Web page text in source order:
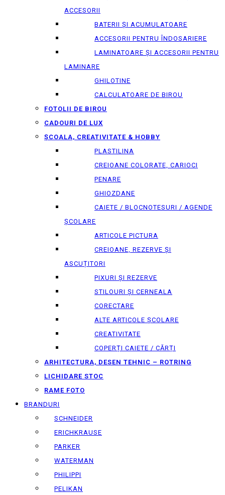
ACCESORII
BATERII ȘI ACUMULATOARE
ACCESORII PENTRU ÎNDOSARIERE
LAMINATOARE ȘI ACCESORII PENTRU
LAMINARE
GHILOTINE
CALCULATOARE DE BIROU
FOTOLII DE BIROU
CADOURI DE LUX
ȘCOALA, CREATIVITATE & HOBBY
PLASTILINA
CREIOANE COLORATE, CARIOCI
PENARE
GHIOZDANE
CAIETE / BLOCNOTESURI / AGENDE
ȘCOLARE
ARTICOLE PICTURA
CREIOANE, REZERVE ȘI
ASCUȚITORI
PIXURI ȘI REZERVE
STILOURI ȘI CERNEALA
CORECTARE
ALTE ARTICOLE ȘCOLARE
CREATIVITATE
COPERȚI CAIETE / CĂRȚI
ARHITECTURA, DESEN TEHNIC – ROTRING
LICHIDARE STOC
RAME FOTO
BRANDURI
SCHNEIDER
ERICHKRAUSE
PARKER
WATERMAN
PHILIPPI
PELIKAN